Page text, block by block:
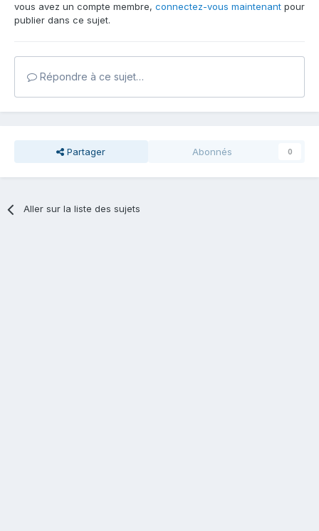
vous avez un compte membre, connectez-vous maintenant pour
publier dans ce sujet.
Répondre à ce sujet…
Partager Abonnés 0
Aller sur la liste des sujets